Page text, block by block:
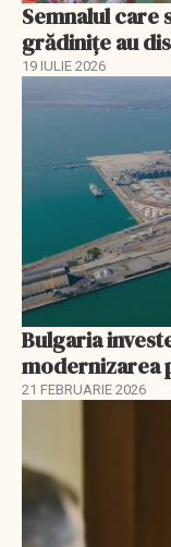
Semnalul care
grădinițe au
19 IULIE 2026
Bulgaria
modernizarea
21 FEBRUARIE 2026